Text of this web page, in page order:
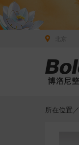
所在位置／